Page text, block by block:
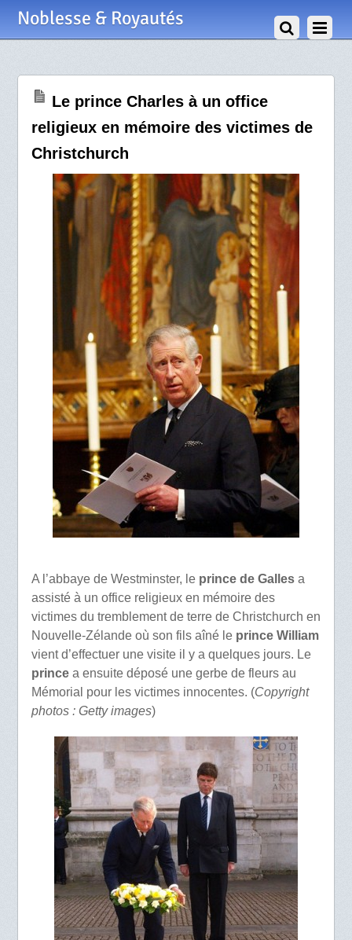
Noblesse & Royautés
Le prince Charles à un office
religieux en mémoire des victimes de
Christchurch
A l’abbaye de Westminster, le prince de Gallesa
assisté à un office religieux en mémoire des
victimes du tremblement de terre de Christchurch en
Nouvelle-Zélande où son fils aîné le prince William
vient d’effectuer une visite il y a quelques jours. Le
princea ensuite déposé une gerbe de fleurs au
Mémorial pour les victimes innocentes. (Copyright
photos : Getty images)